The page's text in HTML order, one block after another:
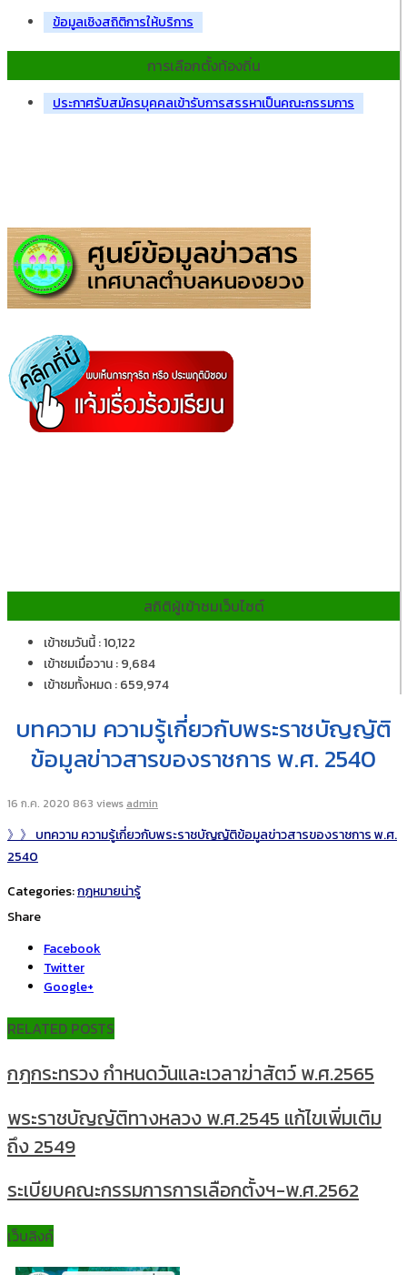
ข้อมูลเชิงสถิติการให้บริการ
การเลือกตั้งท้องถิ่น
ประกาศรับสมัครบุคคลเข้ารับการสรรหาเป็นคณะกรรมการ
สถิติผู้เข้าชมเว็บไซต์
เข้าชมวันนี้ : 10,122
เข้าชมเมื่อวาน : 9,684
เข้าชมทั้งหมด : 659,974
บทความ ความรู้เกี่ยวกับพระราชบัญญัติ
ข้อมูลข่าวสารของราชการ พ.ศ. 2540
16 ก.ค. 2020 863 views admin
》》 บทความ ความรู้เกี่ยวกับพระราชบัญญัติข้อมูลข่าวสารของราชการ พ.ศ.
2540
Categories:กฎหมายน่ารู้
Share
Facebook
Twitter
Google+
RELATED POSTS
กฎกระทรวง กำหนดวันและเวลาฆ่าสัตว์ พ.ศ.2565
พระราชบัญญัติทางหลวง พ.ศ.2545 แก้ไขเพิ่มเติม
ถึง 2549
ระเบียบคณะกรรมการการเลือกตั้งฯ-พ.ศ.2562
เว็บลิงค์